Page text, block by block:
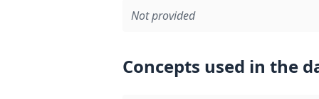
Not provided
Concepts used in the